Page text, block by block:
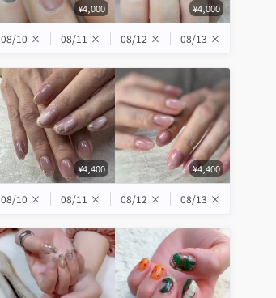
¥4,000 ¥4,000
08/10 × 08/11 × 08/12 × 08/13 ×
¥4,400 ¥4,400
08/10 × 08/11 × 08/12 × 08/13 ×